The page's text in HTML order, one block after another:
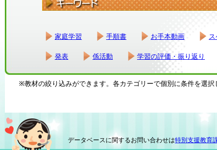
家庭学習 手順書 お手本動画
発表 係活動 学習の評価・振り返り
※教材の絞り込みができます。各カテゴリーで個別に条件を選択
データベースに関するお問い合わせは特別支援教育